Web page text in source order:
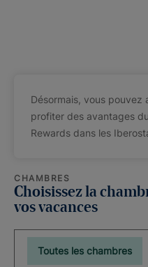
Désormais, vous pouvez
profiter des avantages
Rewards dans les
CHAMBRES
Choisissez la
vos vacances
Toutes les chambres